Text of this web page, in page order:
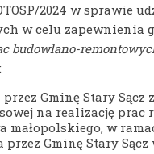
2024 w sprawie
w celu zapewnienia
budowlano-
Gminę Stary
na realizację prac
w
przez Gminę Stary